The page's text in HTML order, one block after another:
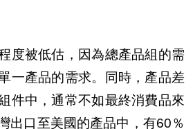
度被低估，因為總產品組的需
一產品的需求。同時，產品差
件中，通常不如最終消費品來
出口至美國的產品中，有60％